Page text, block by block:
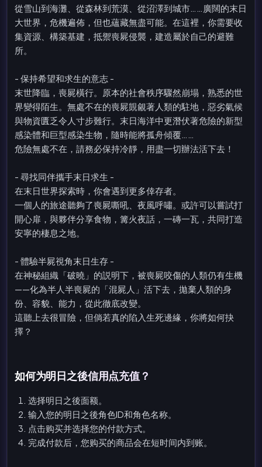
從雪山到海灘、從森林到荒漠、從沼澤到城市……廣闊的末日
大世界，危機遍佈，但也蘊藏無盡可能。在這裡，你需要收
集資源、構築基建，抵禦喪屍侵襲，建造屬於自己的避難
所。
- 保持希望和求生的意志 -
末世降臨，喪屍橫行。原本的社會秩序驟然崩塌，熟悉的世
界變得陌生。無處不在的喪屍覬覦著人類的駐地，惡劣氣候
與物資匱乏令人寸步難行。末日海洋中更潛伏著危險的新型
感染體和巨型感染生物，隨時能將孤舟傾覆……
危險無處不在，請務必保持冷靜，用盡一切辦法活下去！
- 尋找同伴攜手末日求生 -
在末日世界探索時，你會遇到更多倖存者。
一個人的旅途聽夠了喪屍嘶吼、夜風呼嘯。或許可以嘗試打
開心扉，與夥伴分享食物，篝火夜話，一磚一瓦，共同打造
安寧的棲息之地。
- 體驗半屍視角末日生存 -
在神秘組織「破曉」的説明下，被喪屍咬傷的人類仍有生機
——化為半人半喪屍的「混屍人」活下去，拋棄人類的身
份、容貌、能力，從此徹底改變。
這聽上去很冒險，但倘若真的陷入生死邊緣，你將如何抉
擇？
如何为明日之後信用点充值？
选择明日之後面额。
输入您的明日之後角色ID和角色名称。
点击购买并选择您的付款方式。
完成付款后，您购买的商品会在短时间内到账。